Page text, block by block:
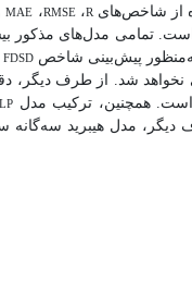
از شاخص‌هایR،RMSE، MAE
تمامی مدل‌های مذکور
به‌منظور پیش‌بینی شاخصFDSD
نخواهد شد. از طرف
همچنین، ترکیب مدل
دیگر، مدل هیبرید